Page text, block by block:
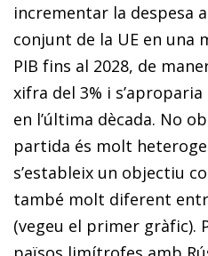
incrementar la despesa
conjunt de la UE en una
PIB fins al 2028, de
xifra del 3% i
en l’última dècada. No
partida és molt
s’estableix un objectiu
també molt diferent
(vegeu el primer gràfic).